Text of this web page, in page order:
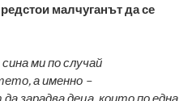
малчуганът да се
ми по случай
а именно –
зарадва деца, които по една